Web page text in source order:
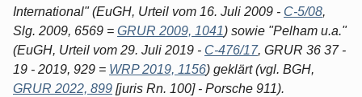
International" (EuGH, Urteil vom 16. Juli 2009 - C-5/08,
Slg. 2009, 6569 = GRUR 2009, 1041) sowie "Pelham u.a."
(EuGH, Urteil vom 29. Juli 2019 - C-476/17, GRUR 36 37 -
19 - 2019, 929 = WRP 2019, 1156) geklärt (vgl. BGH,
GRUR 2022, 899 [juris Rn. 100] - Porsche 911).